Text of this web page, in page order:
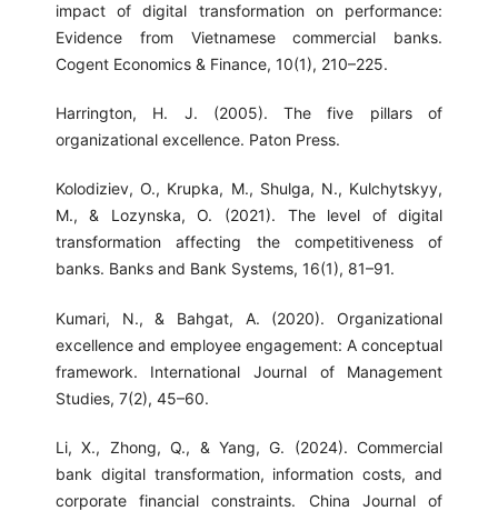
impact of digital transformation on performance:
Evidence from Vietnamese commercial banks.
Cogent Economics & Finance, 10(1), 210–225.
Harrington, H. J. (2005). The five pillars of
organizational excellence. Paton Press.
Kolodiziev, O., Krupka, M., Shulga, N., Kulchytskyy,
M., & Lozynska, O. (2021). The level of digital
transformation affecting the competitiveness of
banks. Banks and Bank Systems, 16(1), 81–91.
Kumari, N., & Bahgat, A. (2020). Organizational
excellence and employee engagement: A conceptual
framework. International Journal of Management
Studies, 7(2), 45–60.
Li, X., Zhong, Q., & Yang, G. (2024). Commercial
bank digital transformation, information costs, and
corporate financial constraints. China Journal of